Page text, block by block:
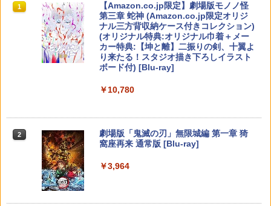
￥990
Switch2 保護フィルム スイッチ2 保護フ
ィルム switch2 フィルム Switch2 ガラ
貼り付け キット カバー Switch 2 本体
￥1,000
全保証】 Nintendo Switch2 保護フィル
【メール便】 | プレーステーション プレ
イステーション プレステ プレステ5 プレ
イステーション5 スタンド 収納
￥1,380
グランツーリスモ7 PS5版
￥3,779
￥1,243
【BLU-R】超かぐや姫！ Blu-ray通常版
￥5,780
「多聞くん今どっち!?」3【Blu-ray】 [
1
スプラトゥーン レイダース|オンライン
コード版
￥5,832
スプラトゥーン レイダース -Switch2
1
PlayStation 5 デジタル・エディション
日本語専用 Console Language: Japan
ese only (CFI-2200B01)
￥55,000
Beast of Reincarnation -PS5 【特典】
1
【純正品】Xbox ワイヤレス コントロー
ラー + USB-C® ケーブル
￥8,300
ルコード 【旧 Xbox ギフトカード】 [オ
【純正品】Xbox ワイヤレス コントロー
￥7,681
1
【Amazon.co.jp限定】劇場版モノノ怪
第三章 蛇神 (Amazon.co.jp限定オリジ
ナル三方背収納ケース付きコレクション)
(オリジナル特典:オリジナル巾着＋メー
カー特典:【坤と離】二振りの剣、十翼よ
り来たる！スタジオ描き下ろしイラスト
ボード付) [Blu-ray]
￥10,780
2
劇場版「鬼滅の刃」無限城編 第一章 猗
窩座再来 通常版 [Blu-ray]
￥3,964